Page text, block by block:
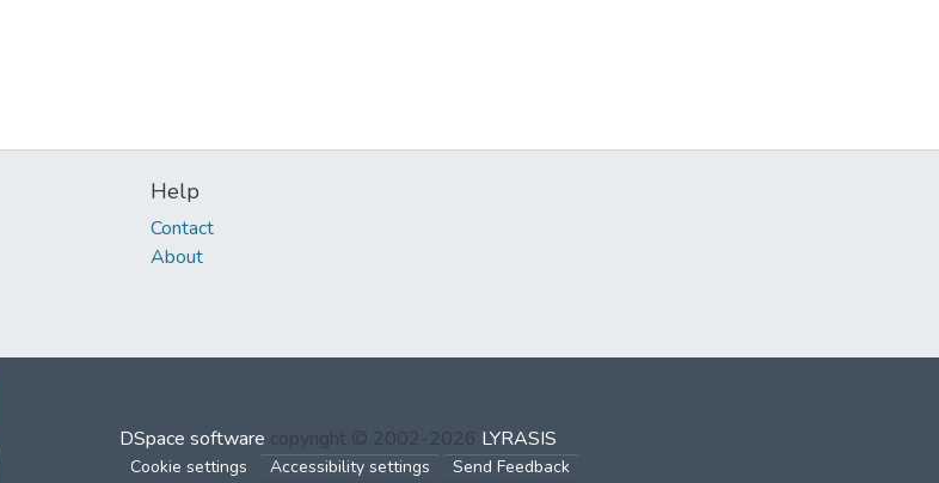
Help
Contact
About
DSpace software copyright © 2002-2026 LYRASIS
Cookie settings Accessibility settings Send Feedback